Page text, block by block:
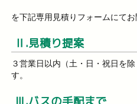
を下記専用見積りフォームにてお
Ⅱ.見積り提案
３営業日以内（土・日・祝日を
す。
Ⅲ.バスの手配まで